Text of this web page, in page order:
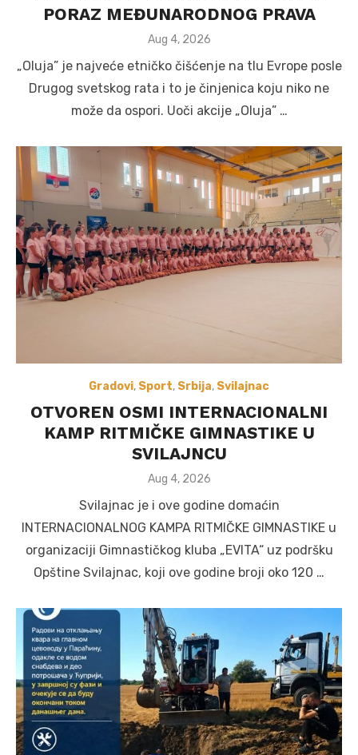
PORAZ MEĐUNARODNOG PRAVA
Posted
Aug 4, 2026
„Oluja” je najveće etničko čišćenje na tlu Evrope posle
Drugog svetskog rata i to je činjenica koju niko ne
može da ospori. Uoči akcije „Oluja” …
Gradovi, Sport, Srbija, Svilajnac
OTVOREN OSMI INTERNACIONALNI
KAMP RITMIČKE GIMNASTIKE U
SVILAJNCU
Posted
Aug 4, 2026
Svilajnac je i ove godine domaćin
INTERNACIONALNOG KAMPA RITMIČKE GIMNASTIKE u
organizaciji Gimnastičkog kluba „EVITA“ uz podršku
Opštine Svilajnac, koji ove godine broji oko 120 …